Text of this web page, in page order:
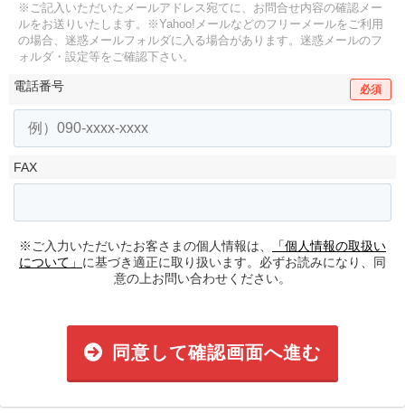
※ご記入いただいたメールアドレス宛てに、お問合せ内容の確認メー
ルをお送りいたします。
※Yahoo!メールなどのフリーメールをご利用
の場合、迷惑メールフォルダに入る場合があります。 迷惑メールのフ
ォルダ・設定等をご確認下さい。
電話番号 必須
FAX
※ご入力いただいたお客さまの個人情報は、
「個人情報の取扱い
について」 に基づき適正に取り扱います。必ずお読みになり、同
意の上お問い合わせください。
同意して確認画面へ進む